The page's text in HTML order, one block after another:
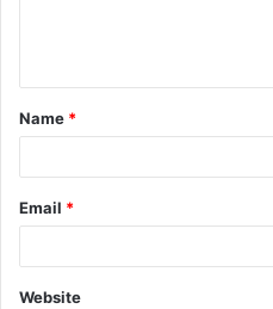
Name *
Email *
Website